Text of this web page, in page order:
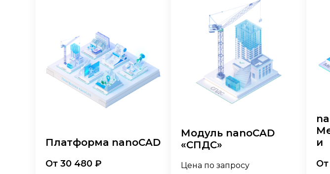
Платформа nanoCAD
От 30 480 ₽
Модуль nanoCAD
«СПДС»
Цена по запросу
и